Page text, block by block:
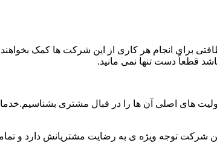
برای انجام هر کاری از این شرکت ها کمک
قطعاً دست تنها نمی مانید.
های اصلی آن ها را در قبال مشتری
شرکت توجه ویژه ی به رضایت مشتریانش دارد و